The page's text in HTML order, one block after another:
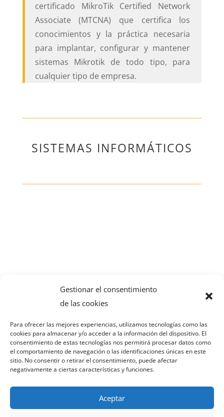
Gestionar el consentimiento
de las cookies
Para ofrecer las mejores experiencias, utilizamos tecnologías como las
cookies para almacenar y/o acceder a la información del dispositivo. El
consentimiento de estas tecnologías nos permitirá procesar datos como
el comportamiento de navegación o las identificaciones únicas en este
sitio. No consentir o retirar el consentimiento, puede afectar
negativamente a ciertas características y funciones.
Aceptar
certificado MikroTik Certified Network
Associate (MTCNA) que certifica los
conocimientos y la práctica necesaria
para implantar, configurar y mantener
sistemas Mikrotik de todo tipo, para
cualquier tipo de empresa.
SISTEMAS INFORMÁTICOS
PERSONALIZADA?
AVISO LEGAL
POLÍTICA DE PRIVACIDAD
POLÍTICA DE COOKIES